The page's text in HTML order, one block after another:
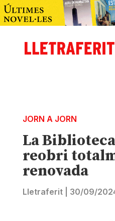
JORN A JORN
La Biblioteca
reobri
renovada
Lletraferit| 30/09/